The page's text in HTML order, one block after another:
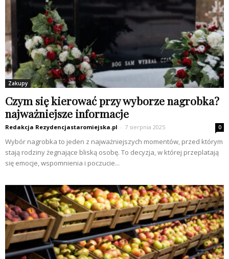
Zakupy
Czym się kierować przy wyborze nagrobka?
najważniejsze informacje
Redakcja Rezydencjastaromiejska.pl - 7 sierpnia 2025 0
Wybór nagrobka to jeden z najważniejszych momentów, przed którym
stają rodziny żegnające bliską osobę. To decyzja, w której przeplatają
się emocje, wspomnienia i poczucie...